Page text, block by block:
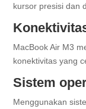
kursor presisi dan
MacBook Air M3
konektivitas yang
Sistem
Menggunakan